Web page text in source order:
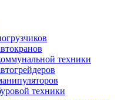
техники
техники